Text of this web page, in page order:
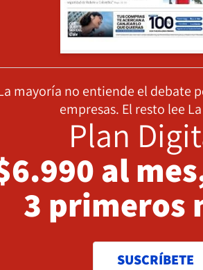
mayoría no entiende el debate
empresas. El resto lee
Plan
al
3 primeros
SUSCRÍBETE